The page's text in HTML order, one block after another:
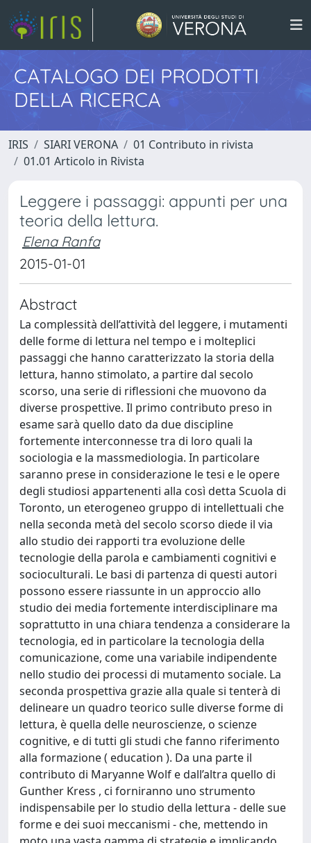
CATALOGO DEI PRODOTTI
DELLA RICERCA
IRIS SIARI VERONA
01 Contributo in rivista
01.01 Articolo in Rivista
Leggere i passaggi: appunti per una
teoria della lettura.
Elena Ranfa
2015-01-01
Abstract
La complessità dell’attività del leggere, i mutamenti
delle forme di lettura nel tempo e i molteplici
passaggi che hanno caratterizzato la storia della
lettura, hanno stimolato, a partire dal secolo
scorso, una serie di riflessioni che muovono da
diverse prospettive. Il primo contributo preso in
esame sarà quello dato da due discipline
fortemente interconnesse tra di loro quali la
sociologia e la massmediologia. In particolare
saranno prese in considerazione le tesi e le opere
degli studiosi appartenenti alla così detta Scuola di
Toronto, un eterogeneo gruppo di intellettuali che
nella seconda metà del secolo scorso diede il via
allo studio dei rapporti tra evoluzione delle
tecnologie della parola e cambiamenti cognitivi e
socioculturali. Le basi di partenza di questi autori
possono essere riassunte in un approccio allo
studio dei media fortemente interdisciplinare ma
soprattutto in una chiara tendenza a considerare la
tecnologia, ed in particolare la tecnologia della
comunicazione, come una variabile indipendente
nello studio dei processi di mutamento sociale. La
seconda prospettiva grazie alla quale si tenterà di
delineare un quadro teorico sulle diverse forme di
lettura, è quella delle neuroscienze, o scienze
cognitive, e di tutti gli studi che fanno riferimento
alla formazione ( education ). Da una parte il
contributo di Maryanne Wolf e dall’altra quello di
Gunther Kress , ci forniranno uno strumento
indispensabile per lo studio della lettura - delle sue
forme e dei suoi meccanismi - che, mettendo in